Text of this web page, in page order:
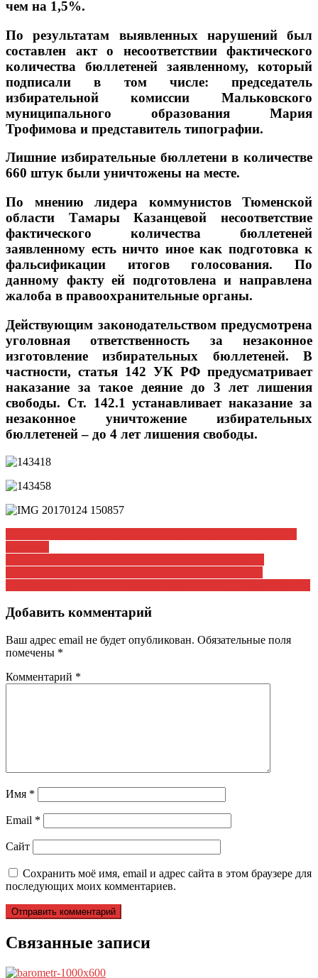
чем на 1,5%.
По результатам выявленных нарушений был
составлен акт о несоответствии фактического
количества бюллетеней заявленному, который
подписали в том числе: председатель
избирательной комиссии Мальковского
муниципального образования Мария
Трофимова и представитель типографии.
Лишние избирательные бюллетени в количестве
660 штук были уничтожены на месте.
По мнению лидера коммунистов Тюменской
области Тамары Казанцевой несоответствие
фактического количества бюллетеней
заявленному есть ничто иное как подготовка к
фальсификации итогов голосования. По
данному факту ей подготовлена и направлена
жалоба в правоохранительные органы.
Действующим законодательством предусмотрена
уголовная ответственность за незаконное
изготовление избирательных бюллетеней. В
частности, статья 142 УК РФ предусматривает
наказание за такое деяние до 3 лет лишения
свободы. Ст. 142.1 устанавливает наказание за
незаконное уничтожение избирательных
бюллетеней – до 4 лет лишения свободы.
Навигация
по
записям
Добавить комментарий
Ваш адрес email не будет опубликован. Обязательные поля
помечены *
Комментарий *
Имя *
Email *
Сайт
Сохранить моё имя, email и адрес сайта в этом браузере для
последующих моих комментариев.
Связанные записи